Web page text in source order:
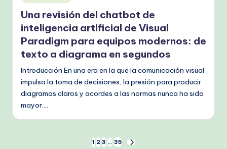
en
Una revisión del chatbot de
inteligencia artificial de Visual
Paradigm para equipos modernos: de
texto a diagrama en segundos
Introducción En una era en la que la comunicación visual
impulsa la toma de decisiones, la presión para producir
diagramas claros y acordes a las normas nunca ha sido
mayor.…
1 2 3 … 35
SIGUIENTE